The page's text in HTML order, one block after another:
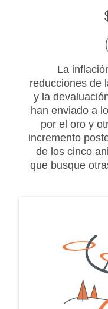
La
reducciones de
y la
han enviado a
por el oro y
incremento
de los cinco
que busque